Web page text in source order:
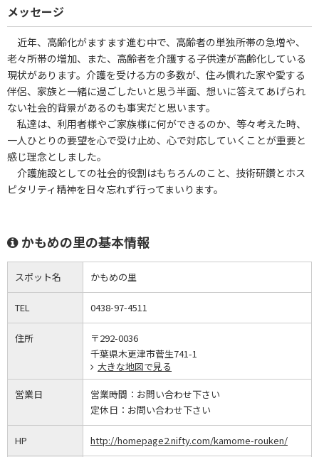
メッセージ
近年、高齢化がますます進む中で、高齢者の単独所帯の急増や、
老々所帯の増加、また、高齢者を介護する子供達が高齢化している
現状があります。介護を受ける方の多数が、住み慣れた家や愛する
伴侶、家族と一緒に過ごしたいと思う半面、想いに答えてあげられ
ない社会的背景があるのも事実だと思います。
私達は、利用者様やご家族様に何ができるのか、等々考えた時、
一人ひとりの要望を心で受け止め、心で対応していくことが重要と
感じ理念としました。
介護施設としての社会的役割はもちろんのこと、技術研鑽とホス
ピタリティ精神を日々忘れず行ってまいります。
かもめの里の基本情報
スポット名 かもめの里
TEL 0438-97-4511
住所
〒292-0036
千葉県木更津市菅生741-1
大きな地図で見る
営業日 営業時間： お問い合わせ下さい
定休日： お問い合わせ下さい
HP http://homepage2.nifty.com/kamome-rouken/